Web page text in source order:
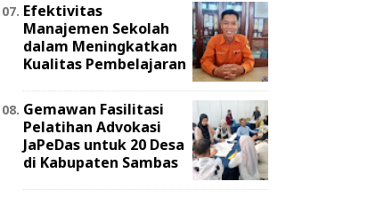
Efektivitas
Manajemen Sekolah
dalam Meningkatkan
Kualitas Pembelajaran
Gemawan Fasilitasi
Pelatihan Advokasi
JaPeDas untuk 20 Desa
di Kabupaten Sambas